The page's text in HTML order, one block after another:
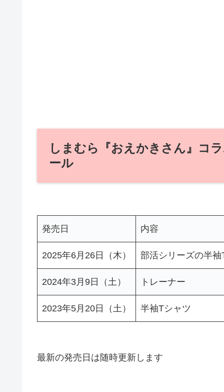
しまむら『おえかきさん』コ
ール
発売日 内容
2025年6月26日（木） 部活シリーズの半袖
2024年3月9日（土） トレーナー
2023年5月20日（土） 半袖Tシャツ
最新の発売日は随時更新します